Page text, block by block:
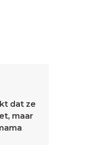
dat ze
maar